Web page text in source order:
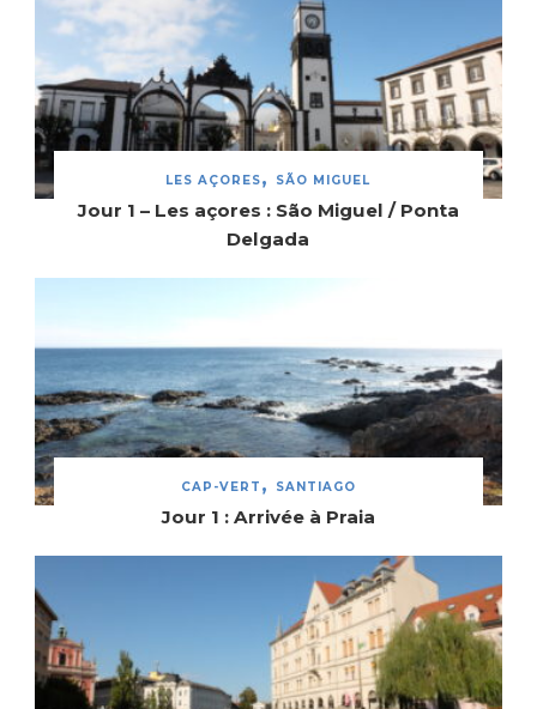
LES AÇORES SÃO MIGUEL
Jour 1 – Les açores : São Miguel / Ponta
Delgada
CAP-VERT SANTIAGO
Jour 1 : Arrivée à Praia